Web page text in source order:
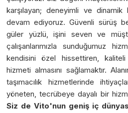
karşılayan; deneyimli ve
devam ediyoruz. Güvenli sürüş
güler yüzlü, işini seven ve
çalışanlarımızla sunduğumuz
kendisini özel hissettiren, kaliteli
hizmeti almasını sağlamaktır.
taşımacılık hizmetlerinde
yöneten, tecrübeye dayalı bir
Siz de Vito'nun geniş iç